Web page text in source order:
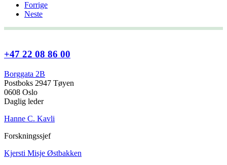
Forrige
Neste
+47 22 08 86 00
Borggata 2B
Postboks 2947 Tøyen
0608 Oslo
Daglig leder
Hanne C. Kavli
Forskningssjef
Kjersti Misje Østbakken